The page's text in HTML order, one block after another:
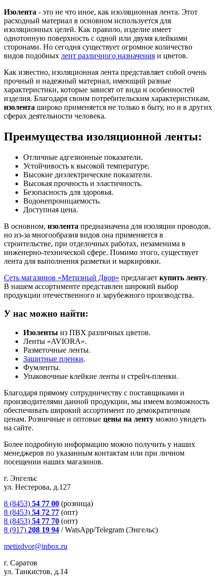
Изолента - это не что иное, как изоляционная лента. Этот
расходный материал в основном используется для
изоляционных целей. Как правило, изделие имеет
однотонную поверхность с одной или двумя клейкими
сторонами. Но сегодня существует огромное количество
видов подобных лент различного назначения и цветов.
Как известно, изоляционная лента представляет собой очень
прочный и надежный материал, имеющий разные
характеристики, которые зависят от вида и особенностей
изделия. Благодаря своим потребительским характеристикам,
изолента широко применяется не только в быту, но и в других
сферах деятельности человека.
Преимущества изоляционной ленты:
Отличные адгезионные показатели.
Устойчивость к высокой температуре.
Высокие диэлектрические показатели.
Высокая прочность и эластичность.
Безопасность для здоровья.
Водонепроницаемость.
Доступная цена.
В основном, изолента предназначена для изоляции проводов,
но из-за многообразия видов она применяется в
строительстве, при отделочных работах, незаменима в
инженерно-технической сфере. Помимо этого, существует
лента для выполнения разметки и маркировки.
Сеть магазинов «Метизный Двор» предлагает купить ленту.
В нашем ассортименте представлен широкий выбор
продукции отечественного и зарубежного производства.
У нас можно найти:
Изоленты из ПВХ различных цветов.
Ленты «AVIORA».
Разметочные ленты.
Защитные пленки.
Фумленты.
Упаковочные клейкие ленты и стрейч-пленки.
Благодаря прямому сотрудничеству с поставщиками и
производителями данной продукции, мы имеем возможность
обеспечивать широкий ассортимент по демократичным
ценам. Розничные и оптовые цены на ленту можно увидеть
на сайте.
Более подробную информацию можно получить у наших
менеджеров по указанным контактам или при личном
посещении наших магазинов.
г. Энгельс
ул. Нестерова, д.127
8 (8453) 54 77 00 (розница)
8 (8453) 54 72 77 (опт)
8 (8453) 54 77 70 (опт)
8 (917) 208 19 94 /WatsApp/Telegram (Энгельс)
metizdvor@inbox.ru
г. Саратов
ул. Танкистов, д.14